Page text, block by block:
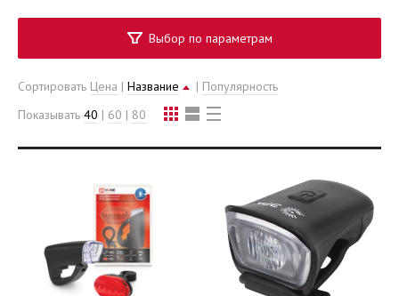
Выбор по параметрам
Сортировать Цена | Название | Популярность
Показывать 40 | 60 | 80